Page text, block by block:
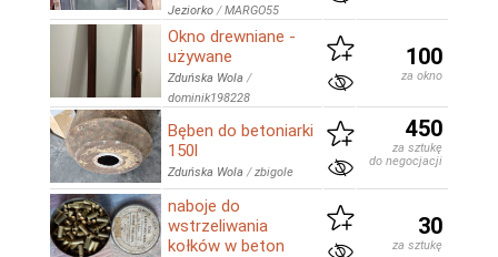
Jeziorko /MARGO55
Okno drewniane -
używane
Zduńska Wola /
dominik198228
100
za okno
Bęben do betoniarki
150l
Zduńska Wola /zbigole
450
za sztukę
do negocjacji
naboje do
wstrzeliwania
kołków w beton
30
za sztukę